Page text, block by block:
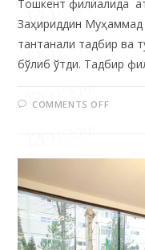
тантанали тадбир ва
бўлиб ўтди. Тадбир
COMMENTS OFF